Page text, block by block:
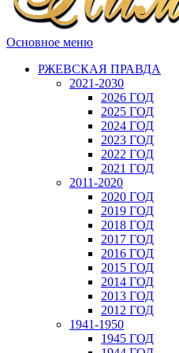
Основное меню
РЖЕВСКАЯ ПРАВДА
2021-2030
2026 ГОД
2025 ГОД
2024 ГОД
2023 ГОД
2022 ГОД
2021 ГОД
2011-2020
2020 ГОД
2019 ГОД
2018 ГОД
2017 ГОД
2016 ГОД
2015 ГОД
2014 ГОД
2013 ГОД
2012 ГОД
1941-1950
1945 ГОД